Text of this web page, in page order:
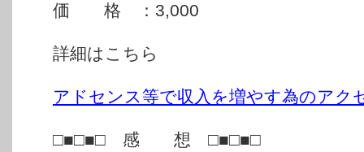
価 格 ：3,000
詳細はこちら
アドセンス等で収入を増やす為のアク
□■□■□ 感 想 □■□■□